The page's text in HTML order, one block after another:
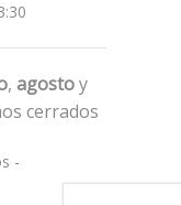
, agostoy
cerrados
-